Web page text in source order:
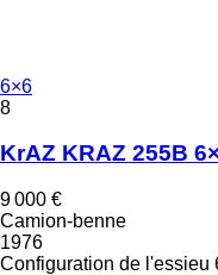
6×6
8
KrAZ KRAZ 255B
9 000 €
Camion-benne
1976
Configuration de l'essieu